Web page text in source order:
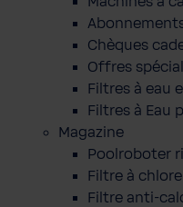
Chèques
Offres
Filtres à eau
Filtres à Eau
Magazine
Poolroboter
Filtre à
Filtre anti-